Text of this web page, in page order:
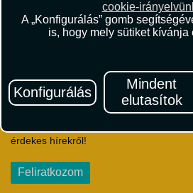
cookie-
A „Konfigurálás” gomb
is, hogy mely sütiket kívánja
Konfigurálás
Mindent
elutasítok
Utasbiztosítás Szerződési Feltételek
Repülőjegy Szerződési Feltételek
Adatvédelem
Hírlevél
Iratkozzon fel Magyarország egyik
érdekes hírekről!
Feliratkozom